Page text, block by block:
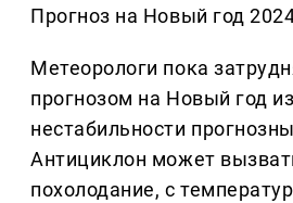
Прогноз на Новый год
Метеорологи пока
прогнозом на Новый год
нестабильности
Антициклон может
похолодание, с